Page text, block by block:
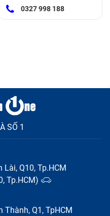
0327 998 188
SỐ 1
Q10, Tp.HCM
Tp.HCM)
Thành, Q1, TpHCM